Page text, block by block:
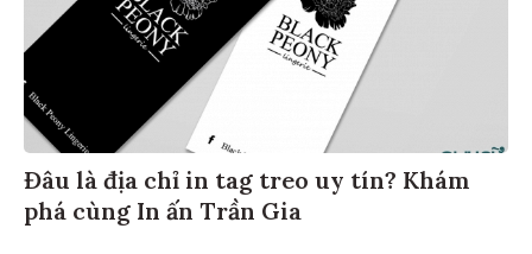
Đâu là địa chỉ in tag treo uy tín? Khám
phá cùng In ấn Trần Gia